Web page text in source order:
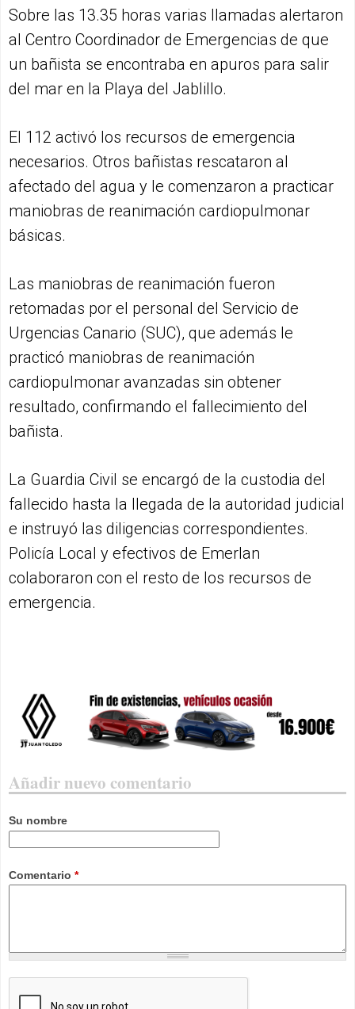
Sobre las 13.35 horas varias llamadas alertaron
al Centro Coordinador de Emergencias de que
un bañista se encontraba en apuros para salir
del mar en la Playa del Jablillo.
El 112 activó los recursos de emergencia
necesarios. Otros bañistas rescataron al
afectado del agua y le comenzaron a practicar
maniobras de reanimación cardiopulmonar
básicas.
Las maniobras de reanimación fueron
retomadas por el personal del Servicio de
Urgencias Canario (SUC), que además le
practicó maniobras de reanimación
cardiopulmonar avanzadas sin obtener
resultado, confirmando el fallecimiento del
bañista.
La Guardia Civil se encargó de la custodia del
fallecido hasta la llegada de la autoridad judicial
e instruyó las diligencias correspondientes.
Policía Local y efectivos de Emerlan
colaboraron con el resto de los recursos de
emergencia.
Añadir nuevo comentario
Su nombre
Comentario *